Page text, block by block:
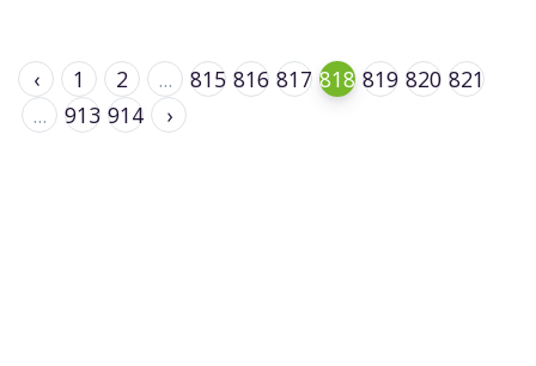
‹ 1 2 ... 815 816 817 818 819 820 821
...
913 914 ›